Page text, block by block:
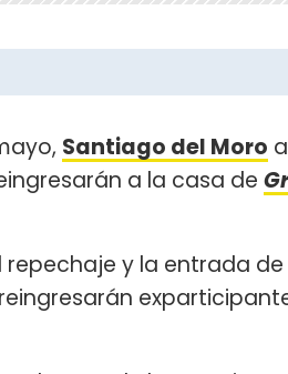
Santiago del Moro
a la casa de
repechaje y la entrada